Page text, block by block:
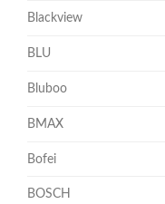
Blackview
BLU
Bluboo
BMAX
Bofei
BOSCH